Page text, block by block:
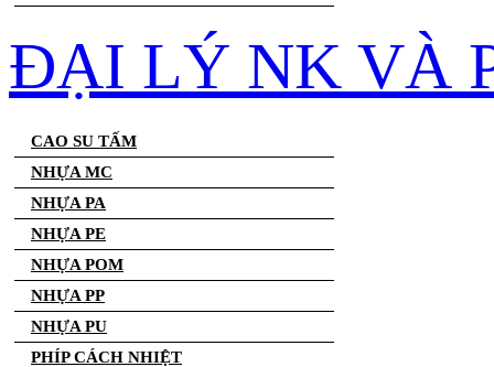
ĐẠI LÝ NK VÀ
CAO SU TẤM
NHỰA MC
NHỰA PA
NHỰA PE
NHỰA POM
NHỰA PP
NHỰA PU
PHÍP CÁCH NHIỆT